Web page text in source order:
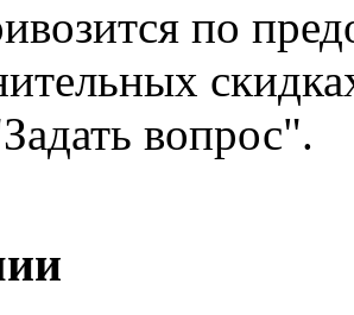
по
вопрос".